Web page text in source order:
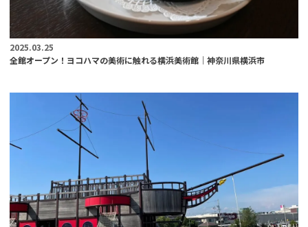
2025.03.25
全館オープン！ヨコハマの美術に触れる横浜美術館｜神奈川県横浜市